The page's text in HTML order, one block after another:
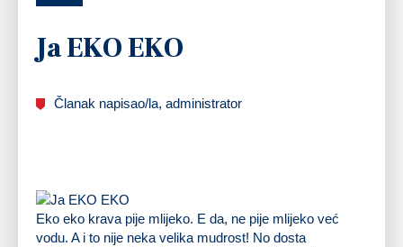
Ja EKO EKO
Članak napisao/la, administrator
Eko eko krava pije mlijeko. E da, ne pije mlijeko već
vodu. A i to nije neka velika mudrost! No dosta